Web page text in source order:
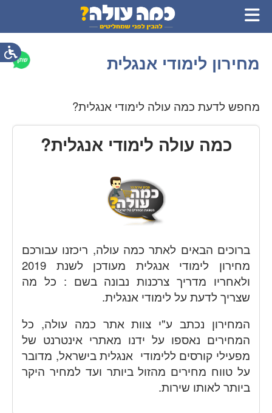
מחירון לימודי אנגלית
מחפש לדעת כמה עולה לימודי אנגלית?
כמה עולה לימודי אנגלית?
ברוכים הבאים לאתר כמה עולה, ריכזנו עבורכם
מחירון לימודי אנגלית מעודכן לשנת 2019
ולאחריו מדריך צרכנות נבונה בשם : כל מה
שצריך לדעת על לימודי אנגלית.
המחירון נכתב ע"י צוות אתר כמה עולה, כל
המחירים נאספו על ידנו מאתרי אינטרנט של
מפעילי קורסים ללימודי אנגלית בישראל, מדובר
על טווח מחירים מהזול ביותר ועד למחיר היקר
ביותר לאותו שירות.